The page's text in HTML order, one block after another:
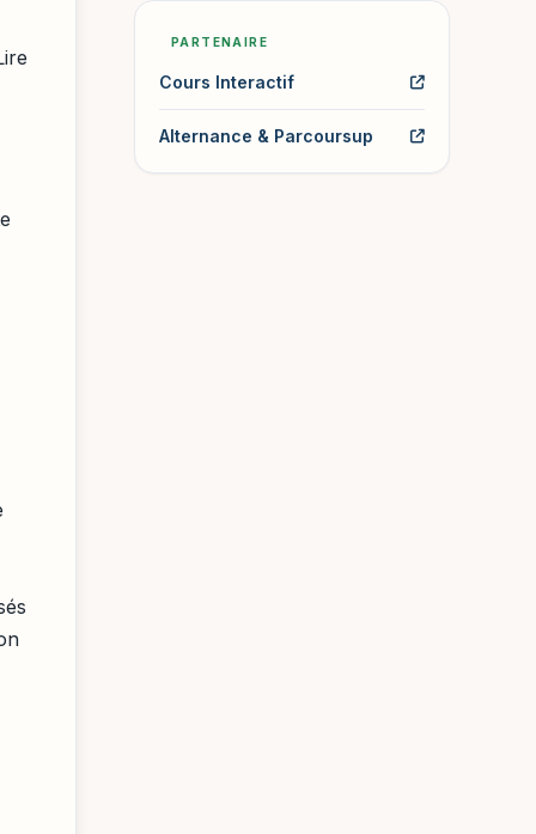
PARTENAIRE
Cours Interactif
Alternance & Parcoursup